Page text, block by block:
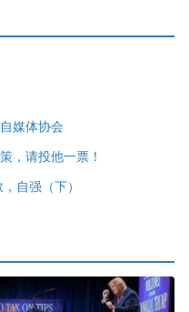
媒体协会
，请投他一票！
自强（下）